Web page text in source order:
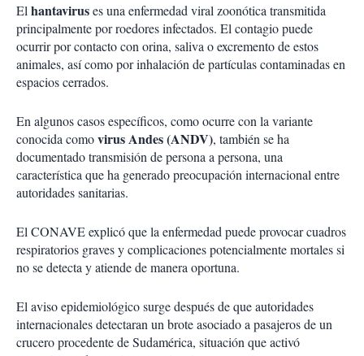
Elhantaviruses una enfermedad viral zoonótica transmitida
principalmente por roedores infectados. El contagio puede
ocurrir por contacto con orina, saliva o excremento de estos
animales, así como por inhalación de partículas contaminadas en
espacios cerrados.
En algunos casos específicos, como ocurre con la variante
conocida comovirus Andes (ANDV), también se ha
documentado transmisión de persona a persona, una
característica que ha generado preocupación internacional entre
autoridades sanitarias.
El CONAVE explicó que la enfermedad puede provocar cuadros
respiratorios graves y complicaciones potencialmente mortales si
no se detecta y atiende de manera oportuna.
El aviso epidemiológico surge después de que autoridades
internacionales detectaran un brote asociado a pasajeros de un
crucero procedente de Sudamérica, situación que activó